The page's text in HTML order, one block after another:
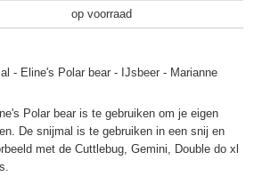
op voorraad
- Eline's Polar bear - IJsbeer - Marianne
Polar bear is te gebruiken om je eigen
De snijmal is te gebruiken in een snij en
met de Cuttlebug, Gemini, Double do xl